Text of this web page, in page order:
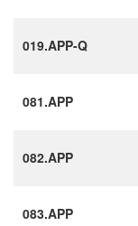
019.APP-Q
081.APP
082.APP
083.APP